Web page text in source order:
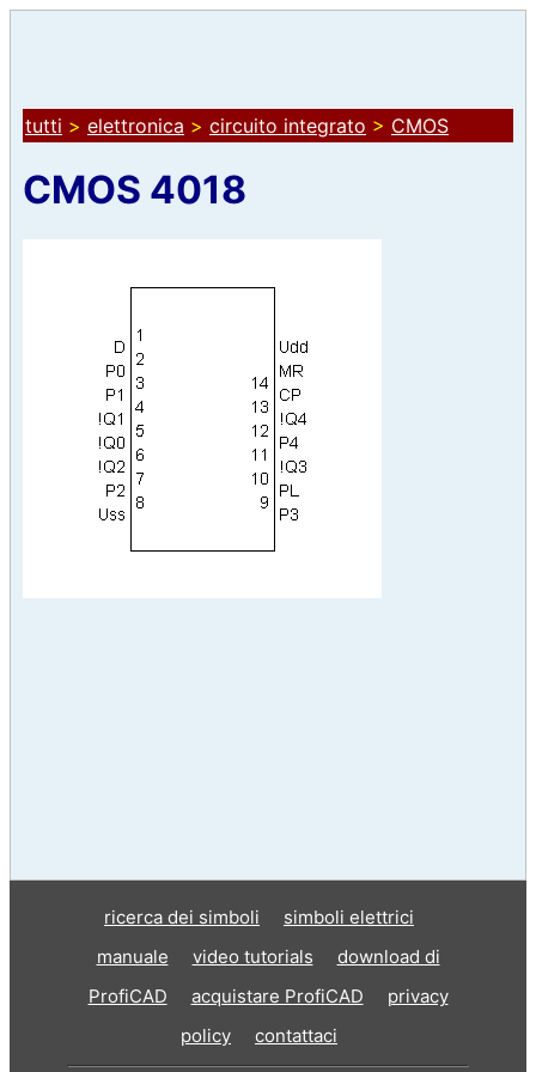
tutti > elettronica > circuito integrato > CMOS
CMOS 4018
ricerca dei simboli
simboli elettrici
manuale
video tutorials
download di
ProfiCAD
acquistare ProfiCAD
privacy
policy
contattaci